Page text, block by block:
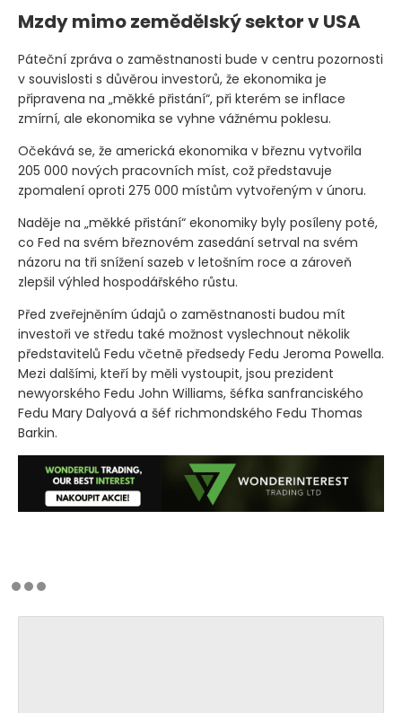
Mzdy mimo zemědělský sektor v USA
Páteční zpráva o zaměstnanosti bude v centru pozornosti
v souvislosti s důvěrou investorů, že ekonomika je
připravena na „měkké přistání“, při kterém se inflace
zmírní, ale ekonomika se vyhne vážnému poklesu.
Očekává se, že americká ekonomika v březnu vytvořila
205 000 nových pracovních míst, což představuje
zpomalení oproti 275 000 místům vytvořeným v únoru.
Naděje na „měkké přistání“ ekonomiky byly posíleny poté,
co Fed na svém březnovém zasedání setrval na svém
názoru na tři snížení sazeb v letošním roce a zároveň
zlepšil výhled hospodářského růstu.
Před zveřejněním údajů o zaměstnanosti budou mít
investoři ve středu také možnost vyslechnout několik
představitelů Fedu včetně předsedy Fedu Jeroma Powella.
Mezi dalšími, kteří by měli vystoupit, jsou prezident
newyorského Fedu John Williams, šéfka sanfranciského
Fedu Mary Dalyová a šéf richmondského Fedu Thomas
Barkin.